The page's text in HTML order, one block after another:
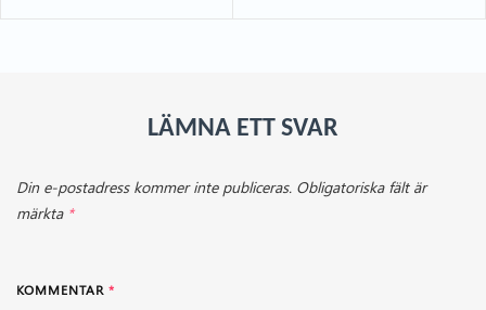
LÄMNA ETT SVAR
Din e-postadress kommer inte publiceras. Obligatoriska fält är
märkta *
KOMMENTAR *